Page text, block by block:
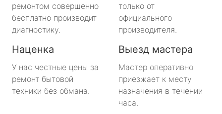
ремонтом совершенно
бесплатно производит
диагностику.
только от
официального
производителя.
Наценка
У нас честные цены за
ремонт бытовой
техники без обмана.
Выезд мастера
Мастер оперативно
приезжает к месту
назначения в течении
часа.